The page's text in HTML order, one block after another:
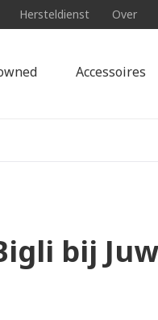
Hersteldienst Over
Accessoires
bij